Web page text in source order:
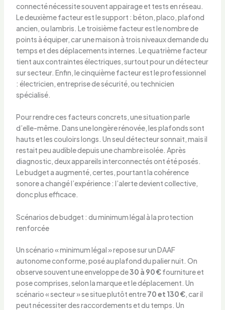
connecté nécessite souvent appairage et tests en réseau.
Le deuxième facteur est le support : béton, placo, plafond
ancien, ou lambris. Le troisième facteur est le nombre de
points à équiper, car une maison à trois niveaux demande du
temps et des déplacements internes. Le quatrième facteur
tient aux contraintes électriques, surtout pour un détecteur
sur secteur. Enfin, le cinquième facteur est le professionnel
: électricien, entreprise de sécurité, ou technicien
spécialisé.
Pour rendre ces facteurs concrets, une situation parle
d’elle-même. Dans une longère rénovée, les plafonds sont
hauts et les couloirs longs. Un seul détecteur sonnait, mais il
restait peu audible depuis une chambre isolée. Après
diagnostic, deux appareils interconnectés ont été posés.
Le budget a augmenté, certes, pourtant la cohérence
sonore a changé l’expérience : l’alerte devient collective,
donc plus efficace.
Scénarios de budget : du minimum légal à la protection
renforcée
Un scénario « minimum légal » repose sur un DAAF
autonome conforme, posé au plafond du palier nuit. On
observe souvent une enveloppe de30 à 90 €fourniture et
pose comprises, selon la marque et le déplacement. Un
scénario « secteur » se situe plutôt entre70 et 130 €, car il
peut nécessiter des raccordements et du temps. Un